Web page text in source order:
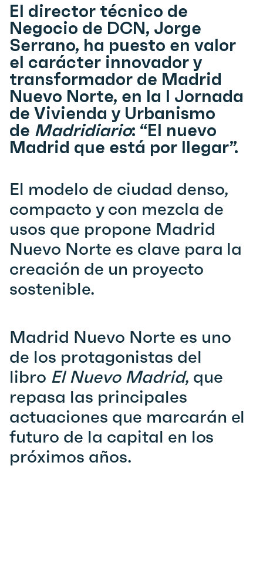
El director técnico de
Negocio de DCN, Jorge
Serrano, ha puesto en valor
el carácter innovador y
transformador de Madrid
Nuevo Norte, en la I Jornada
de Vivienda y Urbanismo
de Madridiario: “El nuevo
Madrid que está por llegar”.
El modelo de ciudad denso,
compacto y con mezcla de
usos que propone Madrid
Nuevo Norte es clave para la
creación de un proyecto
sostenible.
Madrid Nuevo Norte es uno
de los protagonistas del
libro El Nuevo Madrid, que
repasa las principales
actuaciones que marcarán el
futuro de la capital en los
próximos años.